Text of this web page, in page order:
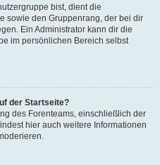
bist, dient die
sowie den Gruppenrang, der bei dir
Ein Administrator kann dir die
im persönlichen Bereich selbst
der Startseite?
des Forenteams, einschließlich der
hier auch weitere Informationen